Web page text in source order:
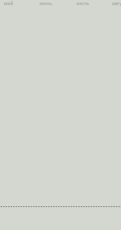
май июнь июль